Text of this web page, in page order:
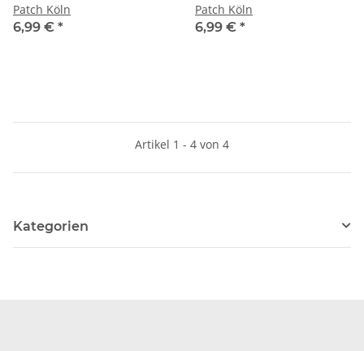
Patch Köln
6,99 € *
Patch Köln
6,99 € *
Artikel 1 - 4 von 4
Kategorien